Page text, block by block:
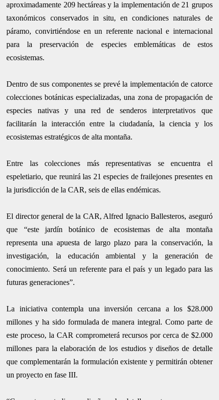
aproximadamente 209 hectáreas y la implementación de 21 grupos
taxonómicos conservados in situ, en condiciones naturales de
páramo, convirtiéndose en un referente nacional e internacional
para la preservación de especies emblemáticas de estos
ecosistemas.
Dentro de sus componentes se prevé la implementación de catorce
colecciones botánicas especializadas, una zona de propagación de
especies nativas y una red de senderos interpretativos que
facilitarán la interacción entre la ciudadanía, la ciencia y los
ecosistemas estratégicos de alta montaña.
Entre las colecciones más representativas se encuentra el
espeletiario, que reunirá las 21 especies de frailejones presentes en
la jurisdicción de la CAR, seis de ellas endémicas.
El director general de la CAR, Alfred Ignacio Ballesteros, aseguró
que “este jardín botánico de ecosistemas de alta montaña
representa una apuesta de largo plazo para la conservación, la
investigación, la educación ambiental y la generación de
conocimiento. Será un referente para el país y un legado para las
futuras generaciones”.
La iniciativa contempla una inversión cercana a los $28.000
millones y ha sido formulada de manera integral. Como parte de
este proceso, la CAR comprometerá recursos por cerca de $2.000
millones para la elaboración de los estudios y diseños de detalle
que complementarán la formulación existente y permitirán obtener
un proyecto en fase III.